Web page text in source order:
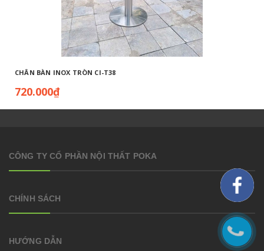
CHÂN BÀN INOX TRÒN CI-T38
720.000₫
CÔNG TY CỔ PHẦN NỘI THẤT POKA
CHÍNH SÁCH
HƯỚNG DẪN